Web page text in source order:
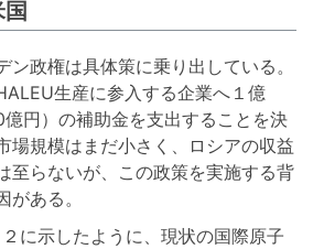
政権は具体策に乗り出している。
生産に参入する企業へ１億
円）の補助金を支出することを決
場規模はまだ小さく、ロシアの収益
至らないが、この政策を実施する背
ある。
に示したように、現状の国際原子